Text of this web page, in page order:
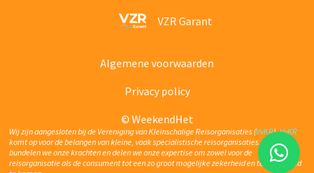
VZR Garant
Algemene voorwaarden
Privacy policy
© WeekendHet
Wij zijn aangesloten bij de Vereniging van Kleinschalige Reisorganisaties (VvKR).VvKR
komt op voor de belangen van kleine, vaak specialistische reisorganisaties. Via
VvKR
bundelen we onze krachten en delen we onze expertise om zowel voor de
reisorganisatie als de consument tot een zo groot mogelijke zekerheid en tevredenheid